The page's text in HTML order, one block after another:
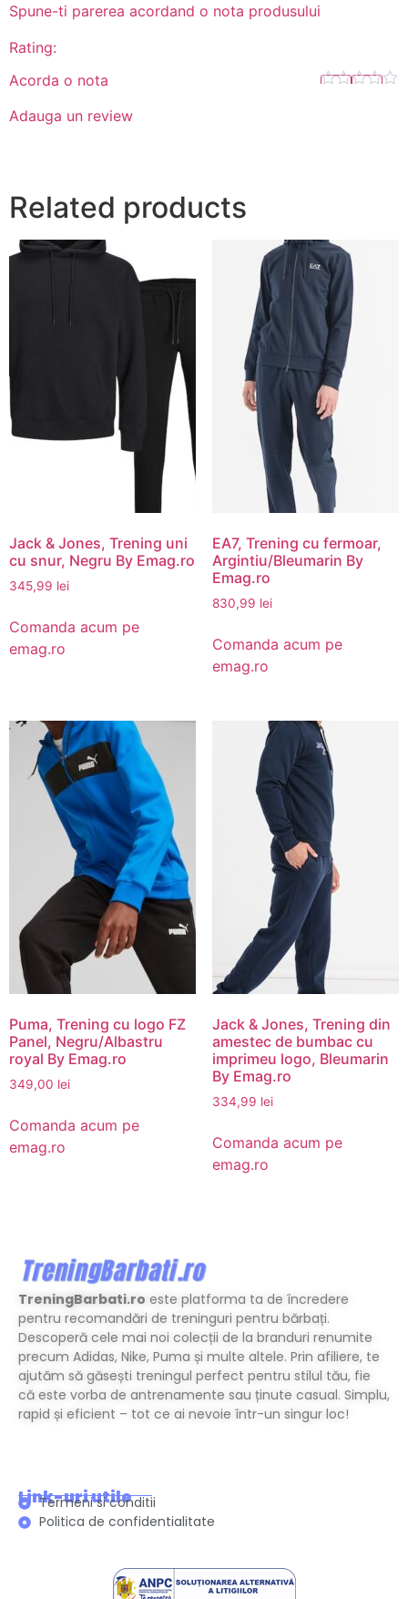
Spune-ti parerea acordand o nota produsului
Rating:
Acorda o nota
Adauga un review
Related products
Jack & Jones, Trening uni
cu snur, Negru By Emag.ro
345,99 lei
Comanda acum pe
emag.ro
EA7, Trening cu fermoar,
Argintiu/Bleumarin By
Emag.ro
830,99 lei
Comanda acum pe
emag.ro
Puma, Trening cu logo FZ
Panel, Negru/Albastru
royal By Emag.ro
349,00 lei
Comanda acum pe
emag.ro
Jack & Jones, Trening din
amestec de bumbac cu
imprimeu logo, Bleumarin
By Emag.ro
334,99 lei
Comanda acum pe
emag.ro
TreningBarbati.ro este platforma ta de încredere
pentru recomandări de treninguri pentru bărbați.
Descoperă cele mai noi colecții de la branduri renumite
precum Adidas, Nike, Puma și multe altele. Prin afiliere, te
ajutăm să găsești treningul perfect pentru stilul tău, fie
că este vorba de antrenamente sau ținute casual. Simplu,
rapid și eficient – tot ce ai nevoie într-un singur loc!
Link-uri utile
Termeni si conditii
Politica de confidentialitate